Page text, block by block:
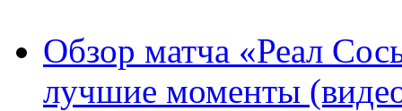
Обзор матча «Реал
лучшие моменты